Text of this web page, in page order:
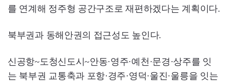
를 연계해 정주형 공간구조로 재편하겠다는 계획이다.
북부권과 동해안권의 접근성도 높인다.
신공항~도청신도시~안동·영주·예천·문경·상주를 잇
는 북부권 교통축과 포항·경주·영덕·울진·울릉을 잇는